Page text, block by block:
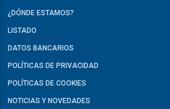
¿DÓNDE ESTAMOS?
LISTADO
DATOS BANCARIOS
POLÍTICAS DE PRIVACIDAD
POLÍTICAS DE COOKIES
NOTICIAS Y NOVEDADES